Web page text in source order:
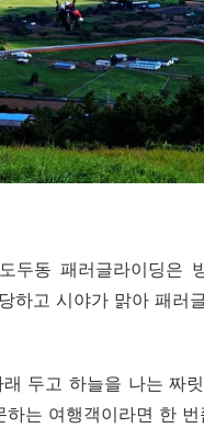
두동 패러글라이딩은
하고 시야가 맑아 패러
두고 하늘을 나는 짜
는 여행객이라면 한